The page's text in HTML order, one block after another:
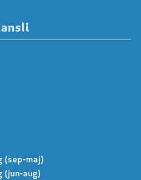
(sep-maj)
(jun-aug)